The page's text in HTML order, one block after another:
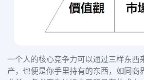
一个人的核心竞争力可以通过三样东西
产，也便是你手里持有的东西，如同商